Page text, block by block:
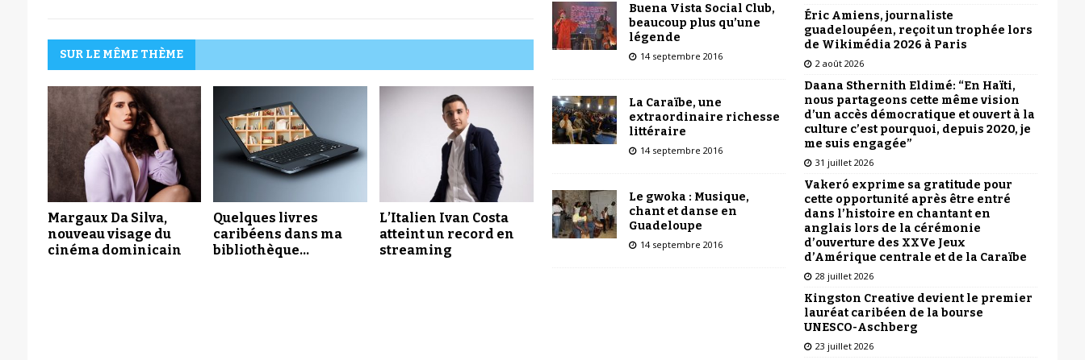
SUR LE MÊME THÈME
Margaux Da Silva,
nouveau visage du
cinéma dominicain
Quelques livres
caribéens dans ma
bibliothèque…
L’Italien Ivan Costa
atteint un record en
streaming
Buena Vista Social Club,
beaucoup plus qu’une
légende
14 septembre 2016
La Caraïbe, une
extraordinaire richesse
littéraire
14 septembre 2016
Le gwoka : Musique,
chant et danse en
Guadeloupe
14 septembre 2016
Éric Amiens, journaliste
guadeloupéen, reçoit un trophée lors
de Wikimédia 2026 à Paris
2 août 2026
Daana Sthernith Eldimé: “En Haïti,
nous partageons cette même vision
d’un accès démocratique et ouvert à la
culture c’est pourquoi, depuis 2020, je
me suis engagée”
31 juillet 2026
Vakeró exprime sa gratitude pour
cette opportunité après être entré
dans l’histoire en chantant en
anglais lors de la cérémonie
d’ouverture des XXVe Jeux
d’Amérique centrale et de la Caraïbe
28 juillet 2026
Kingston Creative devient le premier
lauréat caribéen de la bourse
UNESCO-Aschberg
23 juillet 2026